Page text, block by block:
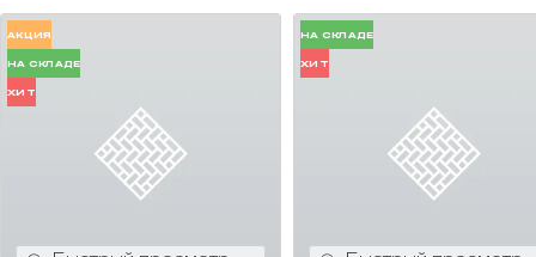
АКЦИЯ
НА СКЛАДЕ
ХИТ
НА СКЛАДЕ
ХИТ